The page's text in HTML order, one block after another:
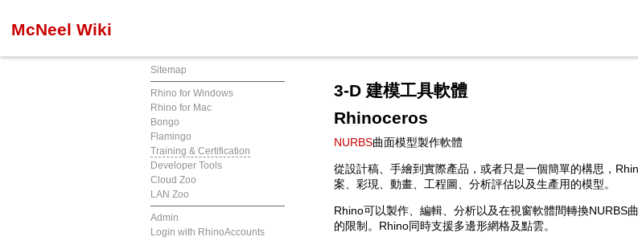
McNeel Wiki
Sitemap
Rhino for Windows
Rhino for Mac
Bongo
Flamingo
Training & Certification
Developer Tools
Cloud Zoo
LAN Zoo
Admin
Login with RhinoAccounts
3-D 建模工具軟體
Rhinoceros
NURBS曲面模型製作軟體
從設計稿、手繪到實際產品，或者只是一個簡單的構思，
案、彩現、動畫、工程圖、分析評估以及生產用的模型。
Rhino可以製作、編輯、分析以及在視窗軟體間轉換NURBS
的限制。Rhino同時支援多邊形網格及點雲。